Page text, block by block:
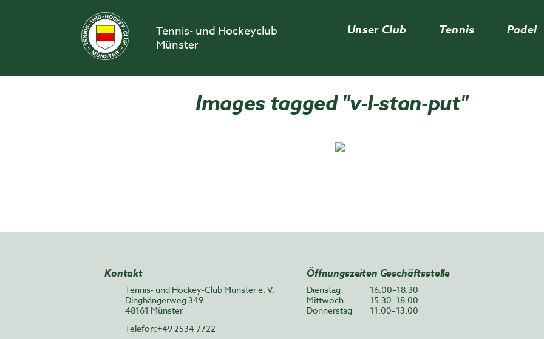
Tennis- und Hockeyclub
Münster
Unser Club Tennis Padel
Images tagged "v-l-stan-put"
Kontakt
Tennis- und Hockey-Club Münster e. V.
Dingbängerweg 349
48161 Münster
Telefon:+49 2534 7722
Öffnungszeiten Geschäftsstelle
Dienstag
16.00–18.30
Mittwoch
15.30–18.00
Donnerstag
11.00–13.00